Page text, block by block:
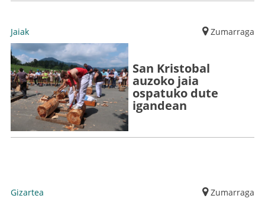
Jaiak Zumarraga
San Kristobal
auzoko jaia
ospatuko dute
igandean
Gizartea Zumarraga